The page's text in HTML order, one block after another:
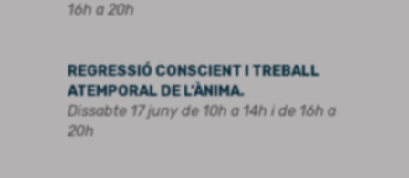
16h a 20h
REGRESSIÓ CONSCIENT I TREBALL
ATEMPORAL DE L’ÀNIMA.
Dissabte 17 juny de 10h a 14h i de 16h a
20h